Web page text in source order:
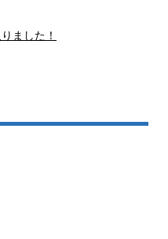
ました！